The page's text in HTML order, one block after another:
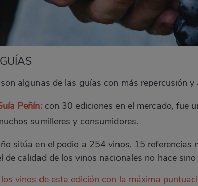
algunas de las guías con más repercusión y
Peñín: con 30 ediciones en el mercado, fue
sumilleres y consumidores.
sitúa en el podio a 254 vinos, 15 referencias
de calidad de los vinos nacionales no hace
vinos de esta edición con la máxima